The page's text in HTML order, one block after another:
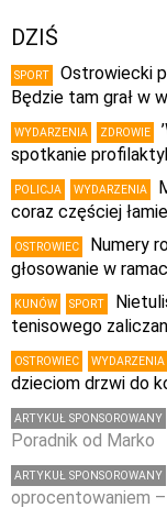
DZIŚ
SPORT
Ostrowiecki
Będzie tam grał w
WYDARZENIA ZDROWIE
spotkanie
POLICJA WYDARZENIA
coraz częściej
OSTROWIEC
Numery
głosowanie w
KUNÓW SPORT
tenisowego
OSTROWIEC WYDARZENIA
dzieciom drzwi do
ARTYKUŁ SPONSOROWANY
Poradnik od Marko
ARTYKUŁ SPONSOROWANY
oprocentowaniem